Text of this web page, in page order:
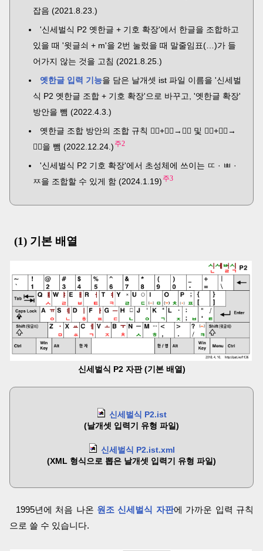
잡음 (2021.8.23.)
'신세벌식 P2 옛한글 + 기호 확장'에서 한글을 조합하고
있을 때 '윗글쇠 + m'을 2번 눌렀을 때 말줄임표(…)가 들
어가지 않는 것을 고침 (2021.8.25.)
옛한글 입력 기능을 담은 날개셋 ist 파일 이름을 '신세벌
식 P2 옛한글 조합 + 기호 확장'으로 바꾸고, '옛한글 확장'
방안을 뺌 (2022.4.3.)
옛한글 조합 방안의 조합 규칙 ᄾᅠ+ᄉᅠ→ᄿᅠ 및 ᅎᅠ+ᄌᅠ→
ᅏᅠ을 뺌 (2022.12.24.) 주2
'신세벌식 P2 기호 확장'에서 초성체에 쓰이는 ㄸ · ㅃ ·
ㅉ을 조합할 수 있게 함 (2024.1.19) 주3
(1) 기본 배열
신세벌식 P2 자판 (기본 배열)
신세벌식 P2.ist
(날개셋 입력기 유형 파일)
신세벌식 P2.ist.xml
(XML 형식으로 뽑은 날개셋 입력기 유형 파일)
1995년에 처음 나온 원조 신세벌식 자판에 가까운 입력 규칙
으로 쓸 수 있습니다.